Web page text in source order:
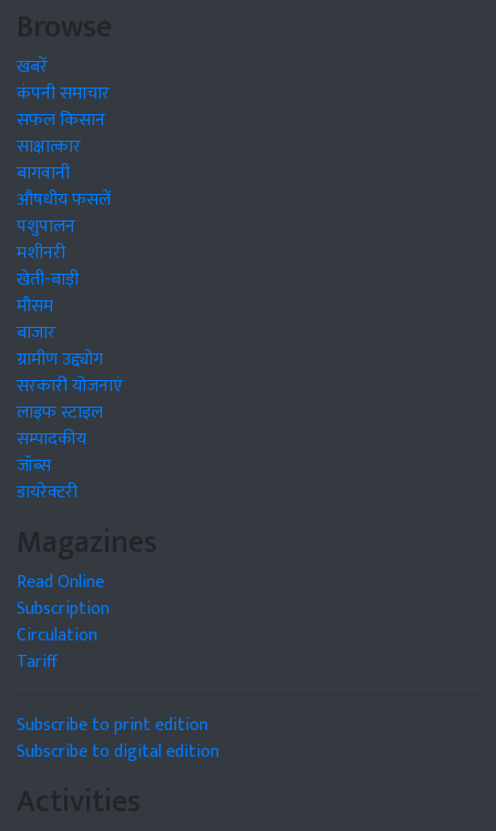
Browse
खबरें
कंपनी समाचार
सफल किसान
साक्षात्कार
बागवानी
औषधीय फसलें
पशुपालन
मशीनरी
खेती-बाड़ी
मौसम
बाजार
ग्रामीण उद्द्योग
सरकारी योजनाएं
लाइफ स्टाइल
सम्पादकीय
जॉब्स
डायरेक्टरी
Magazines
Read Online
Subscription
Circulation
Tariff
Subscribe to print edition
Subscribe to digital edition
Activities